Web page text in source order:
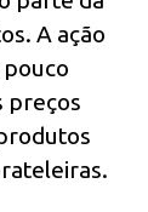
A ação
preços